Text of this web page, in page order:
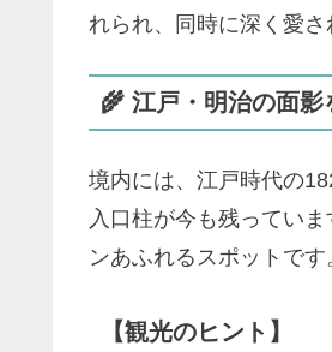
れられ、同時に深く愛さ
🌾 江戸・明治の面
境内には、江戸時代の
入口柱が今も残ってい
ンあふれるスポットです
【観光のヒント】